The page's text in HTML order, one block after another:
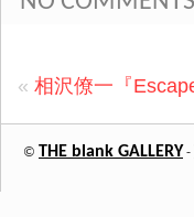
« 相沢僚一『
© THE blank GALLERY -